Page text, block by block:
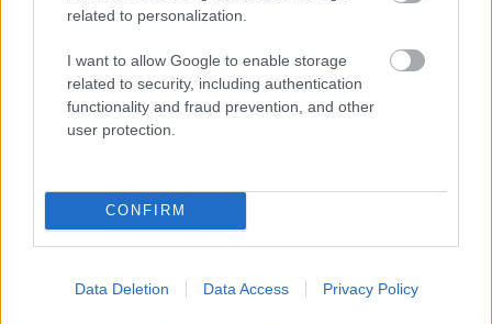
related to personalization.
I want to allow Google to enable storage
related to security, including authentication
functionality and fraud prevention, and other
user protection.
CONFIRM
Data Deletion Data Access Privacy Policy
Teplá zima s množstvom zrážok praje vodným
elektrárňam. Vyrábajú rekordné množstvá